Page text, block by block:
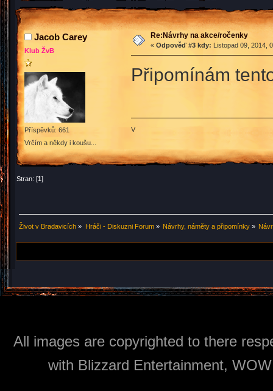
Jacob Carey
Klub ŽvB
Příspěvků: 661
Vrčím a někdy i koušu...
Re:Návrhy na akce/ročenky
« Odpověď #3 kdy: Listopad 09, 2014,
Připomínám
V
Stran: [1]
Život v Bradavicích » Hráči - Diskuzni Forum» Návrhy, náměty a připomínky»
All images are copyrighted to there
with Blizzard Entertainment,